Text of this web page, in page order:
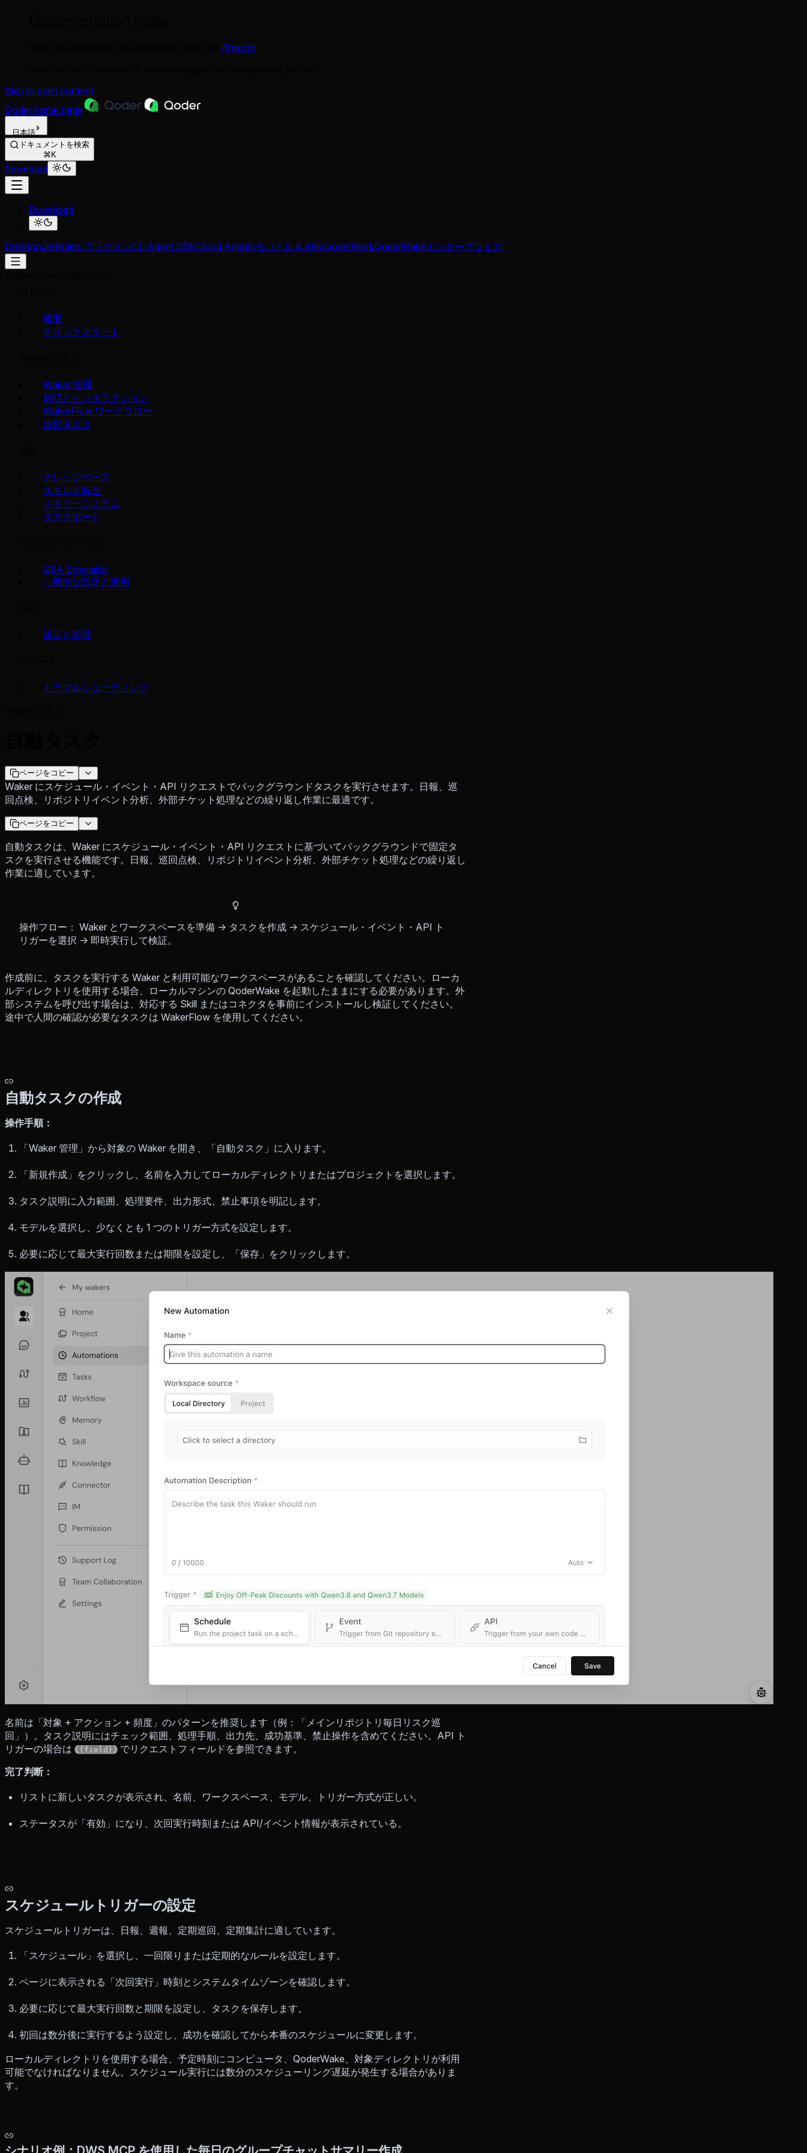
/llms.txt
Skip to main content
Qoder home page
日本語
ドキュメントを検索
⌘K
Download
Download
DesktopJetBrains プラグインCLIAgent SDKCloud Agentsモバイル & WebQoderWorkQoderWakeエンタープライズ
概要
クイックスタート
Waker 管理
対話とインタラクション
WakerFlow ワークフロー
自動タスク
ナレッジベース
スキルと統合
メモリーシステム
タスクボード
Q&A Specialist
一般的な設定と運用
設定と管理
トラブルシューティング
ページをコピー
Waker にスケジュール・イベント・API リクエストでバックグラウンドタスクを実行させます。日報、巡
回点検、リポジトリイベント分析、外部チケット処理などの繰り返し作業に最適です。
ページをコピー
自動タスクは、Waker にスケジュール・イベント・API リクエストに基づいてバックグラウンドで固定タ
スクを実行させる機能です。日報、巡回点検、リポジトリイベント分析、外部チケット処理などの繰り返し
作業に適しています。
操作フロー： Waker とワークスペースを準備 → タスクを作成 → スケジュール・イベント・API ト
リガーを選択 → 即時実行して検証。
作成前に、タスクを実行する Waker と利用可能なワークスペースがあることを確認してください。ローカ
ルディレクトリを使用する場合、ローカルマシンの QoderWake を起動したままにする必要があります。外
部システムを呼び出す場合は、対応する Skill またはコネクタを事前にインストールし検証してください。
途中で人間の確認が必要なタスクは WakerFlow を使用してください。
自動タスクの作成
操作手順：
「Waker 管理」から対象の Waker を開き、「自動タスク」に入ります。
「新規作成」をクリックし、名前を入力してローカルディレクトリまたはプロジェクトを選択します。
タスク説明に入力範囲、処理要件、出力形式、禁止事項を明記します。
モデルを選択し、少なくとも 1 つのトリガー方式を設定します。
必要に応じて最大実行回数または期限を設定し、「保存」をクリックします。
名前は「対象 + アクション + 頻度」のパターンを推奨します（例：「メインリポジトリ毎日リスク巡
回」）。タスク説明にはチェック範囲、処理手順、出力先、成功基準、禁止操作を含めてください。API ト
リガーの場合は {{field}} でリクエストフィールドを参照できます。
完了判断：
リストに新しいタスクが表示され、名前、ワークスペース、モデル、トリガー方式が正しい。
ステータスが「有効」になり、次回実行時刻または API/イベント情報が表示されている。
スケジュールトリガーの設定
スケジュールトリガーは、日報、週報、定期巡回、定期集計に適しています。
「スケジュール」を選択し、一回限りまたは定期的なルールを設定します。
ページに表示される「次回実行」時刻とシステムタイムゾーンを確認します。
必要に応じて最大実行回数と期限を設定し、タスクを保存します。
初回は数分後に実行するよう設定し、成功を確認してから本番のスケジュールに変更します。
ローカルディレクトリを使用する場合、予定時刻にコンピュータ、QoderWake、対象ディレクトリが利用
可能でなければなりません。スケジュール実行には数分のスケジューリング遅延が発生する場合がありま
す。